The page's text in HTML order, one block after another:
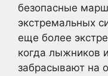
безопасные
экстремальных
еще более
когда лыжников
забрасывают на